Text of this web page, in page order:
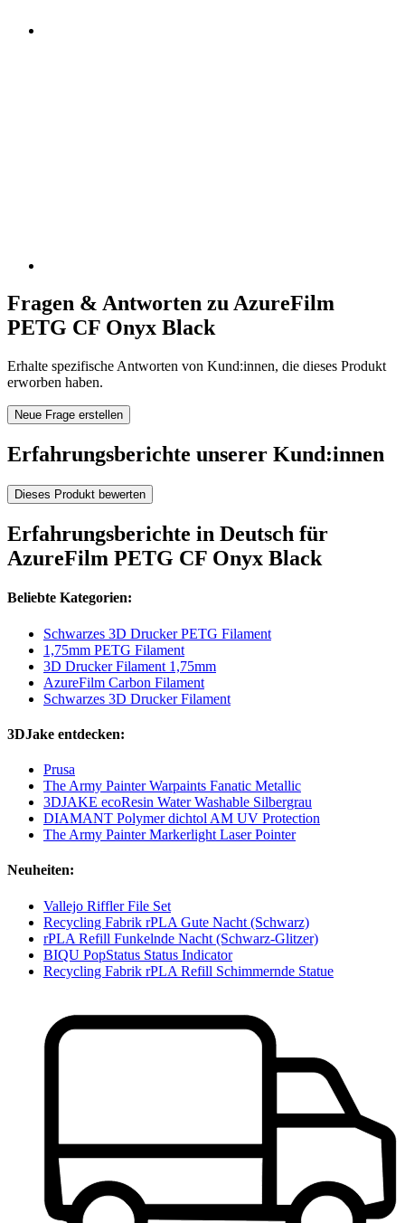
Fragen & Antworten zu AzureFilm
PETG CF Onyx Black
Erhalte spezifische Antworten von Kund:innen, die dieses Produkt
erworben haben.
Neue Frage erstellen
Erfahrungsberichte unserer Kund:innen
Dieses Produkt bewerten
Erfahrungsberichte in Deutsch für
AzureFilm PETG CF Onyx Black
Beliebte Kategorien:
Schwarzes 3D Drucker PETG Filament
1,75mm PETG Filament
3D Drucker Filament 1,75mm
AzureFilm Carbon Filament
Schwarzes 3D Drucker Filament
3DJake entdecken:
Prusa
The Army Painter Warpaints Fanatic Metallic
3DJAKE ecoResin Water Washable Silbergrau
DIAMANT Polymer dichtol AM UV Protection
The Army Painter Markerlight Laser Pointer
Neuheiten:
Vallejo Riffler File Set
Recycling Fabrik rPLA Gute Nacht (Schwarz)
rPLA Refill Funkelnde Nacht (Schwarz-Glitzer)
BIQU PopStatus Status Indicator
Recycling Fabrik rPLA Refill Schimmernde Statue